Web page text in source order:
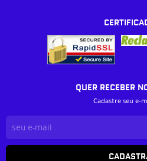
QUER RECEBER
Cadastre seu e-